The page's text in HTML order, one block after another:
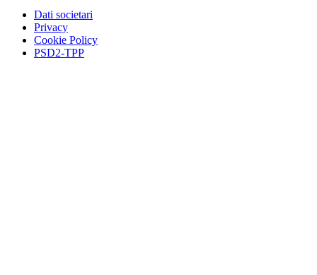
Dati societari
Privacy
Cookie Policy
PSD2-TPP